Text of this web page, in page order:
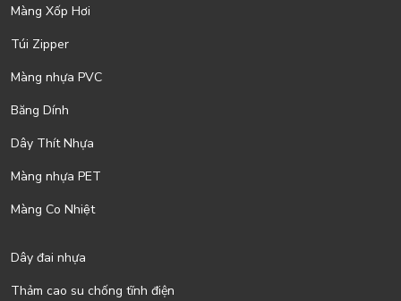
Màng Xốp Hơi
Túi Zipper
Màng nhựa PVC
Băng Dính
Dây Thít Nhựa
Màng nhựa PET
Màng Co Nhiệt
Dây đai nhựa
Thảm cao su chống tĩnh điện